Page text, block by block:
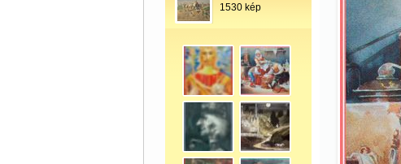
1530 kép